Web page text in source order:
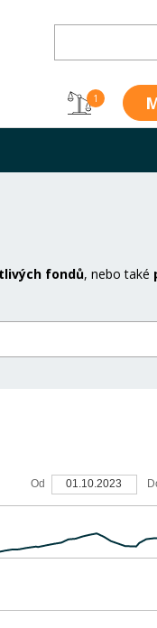
1
fondů, nebo také
Od 01.10.2023